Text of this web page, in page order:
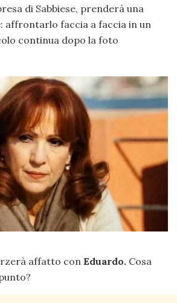
di Sabbiese, prenderà una
affrontarlo faccia a faccia in un
continua dopo la foto
affatto con Eduardo. Cosa